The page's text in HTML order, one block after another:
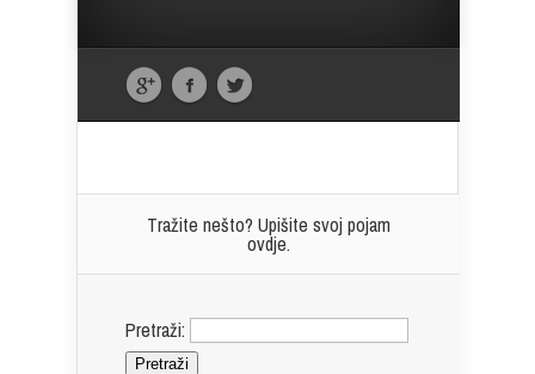
Tražite nešto? Upišite svoj pojam
ovdje.
Pretraži: